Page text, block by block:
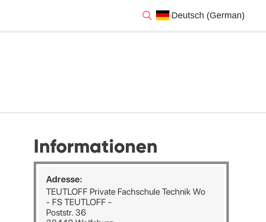
Informationen
Adresse:
TEUTLOFF Private Fachschule Technik Wo
- FS TEUTLOFF -
Poststr. 36